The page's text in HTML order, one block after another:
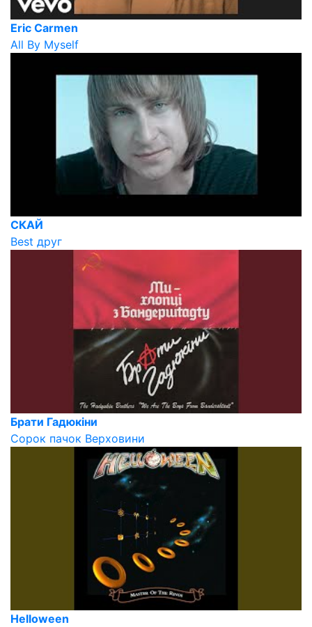
Eric Carmen
All By Myself
СКАЙ
Best друг
Брати Гадюкіни
Сорок пачок Верховини
Helloween